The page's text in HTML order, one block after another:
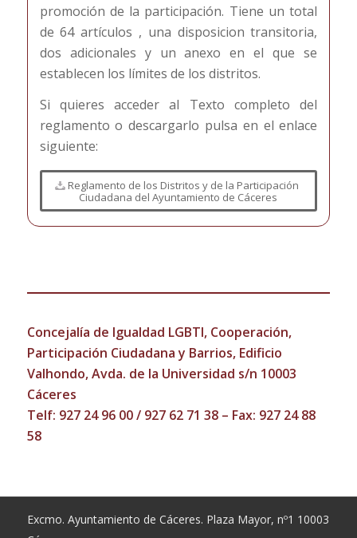
promoción de la participación. Tiene un total
de 64 artículos , una disposicion transitoria,
dos adicionales y un anexo en el que se
establecen los límites de los distritos.
Si quieres acceder al Texto completo del
reglamento o descargarlo pulsa en el enlace
siguiente:
Reglamento de los Distritos y de la Participación
Ciudadana del Ayuntamiento de Cáceres
Concejalía de Igualdad LGBTI, Cooperación,
Participación Ciudadana y Barrios, Edificio
Valhondo, Avda. de la Universidad s/n 10003
Cáceres
Telf: 927 24 96 00/ 927 62 71 38– Fax: 927 24 88
58
Excmo. Ayuntamiento de Cáceres. Plaza Mayor, nº1 10003